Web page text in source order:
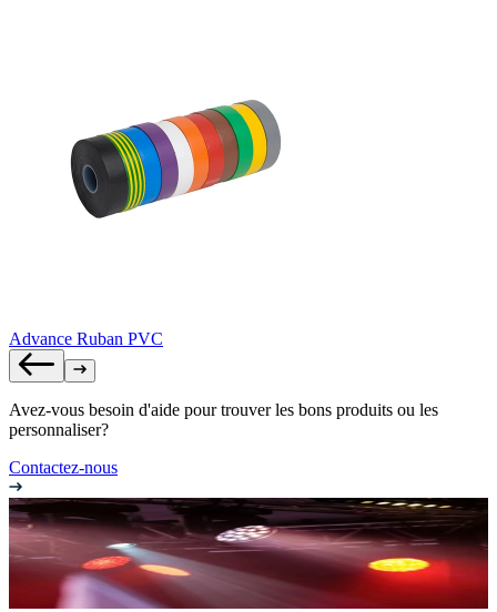
Advance Ruban PVC
Avez-vous besoin d'aide pour trouver les bons produits ou les
personnaliser?
Contactez-nous